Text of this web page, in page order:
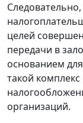
целей
передачи в
основанием
такой
организаций.